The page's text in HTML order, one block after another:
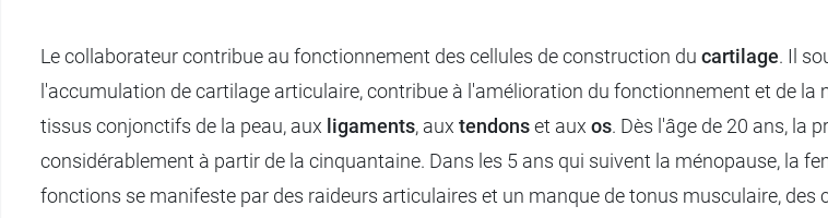
Le collaborateur contribue au fonctionnement des cellules de construction du cartilage. Il
l'accumulation de cartilage articulaire, contribue à l'amélioration du fonctionnement et de
tissus conjonctifs de la peau, aux ligaments, aux tendonset aux os. Dès l'âge de 20 ans, la
considérablement à partir de la cinquantaine. Dans les 5 ans qui suivent la ménopause, la
fonctions se manifeste par des raideurs articulaires et un manque de tonus musculaire,